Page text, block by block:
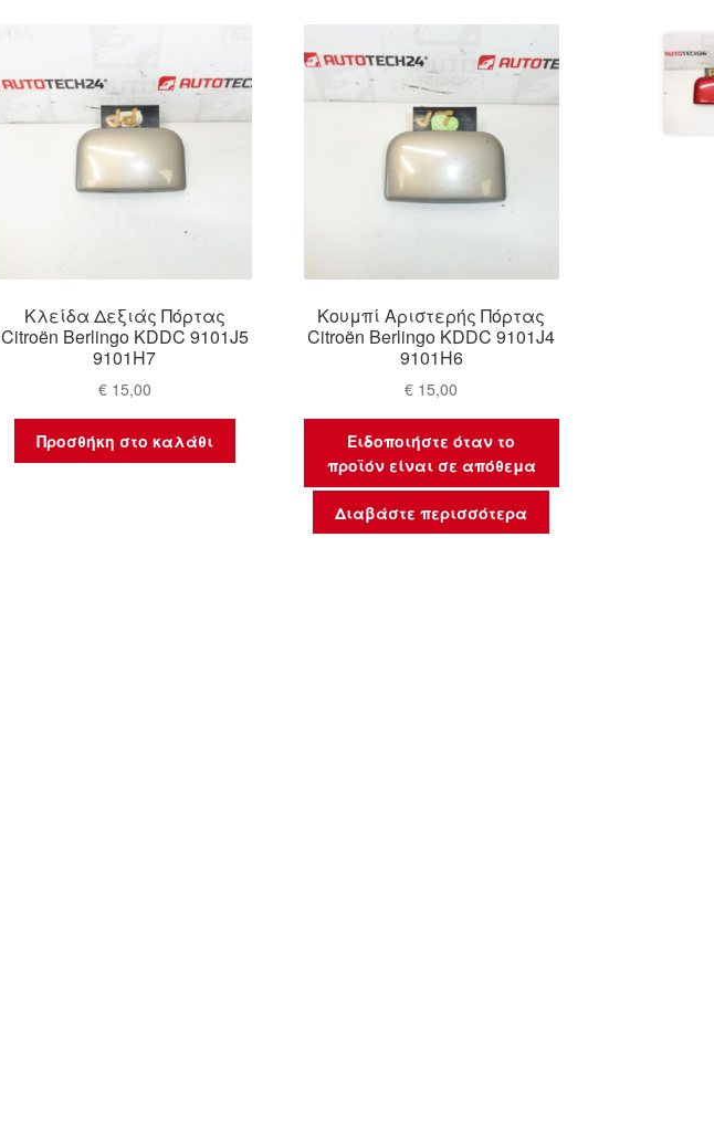
Κλείδα Δεξιάς Πόρτας
Citroën Berlingo KDDC 9101J5
9101H7
€15,00
Προσθήκη στο καλάθι
Κουμπί Αριστερής Πόρτας
Citroën Berlingo KDDC 9101J4
9101H6
€ 15,00
Ειδοποιήστε όταν το
προϊόν είναι σε απόθεμα
Διαβάστε περισσότερα